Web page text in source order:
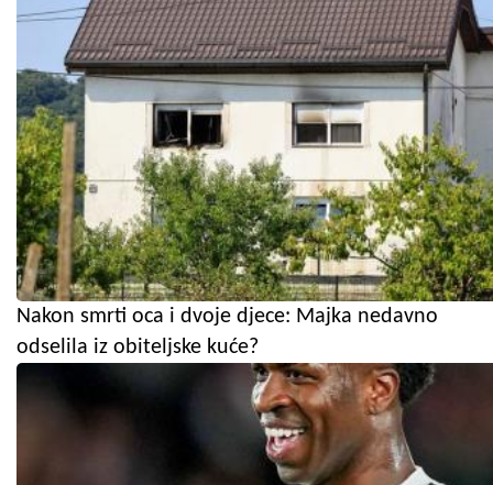
Nakon smrti oca i dvoje djece: Majka nedavno
odselila iz obiteljske kuće?